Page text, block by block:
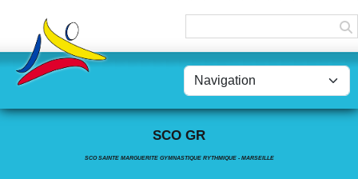
SCO GR
SCO SAINTE MARGUERITE GYMNASTIQUE RYTHMIQUE - MARSEILLE